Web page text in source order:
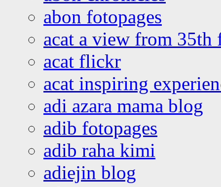
abon fotopages
acat a view from 35th
acat flickr
acat inspiring
adi azara mama blog
adib fotopages
adib raha kimi
adiejin blog